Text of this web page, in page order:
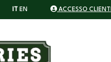
IT EN ACCESSO CLIENTI